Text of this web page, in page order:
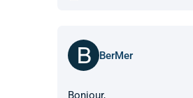
BerMer
Bonjour,